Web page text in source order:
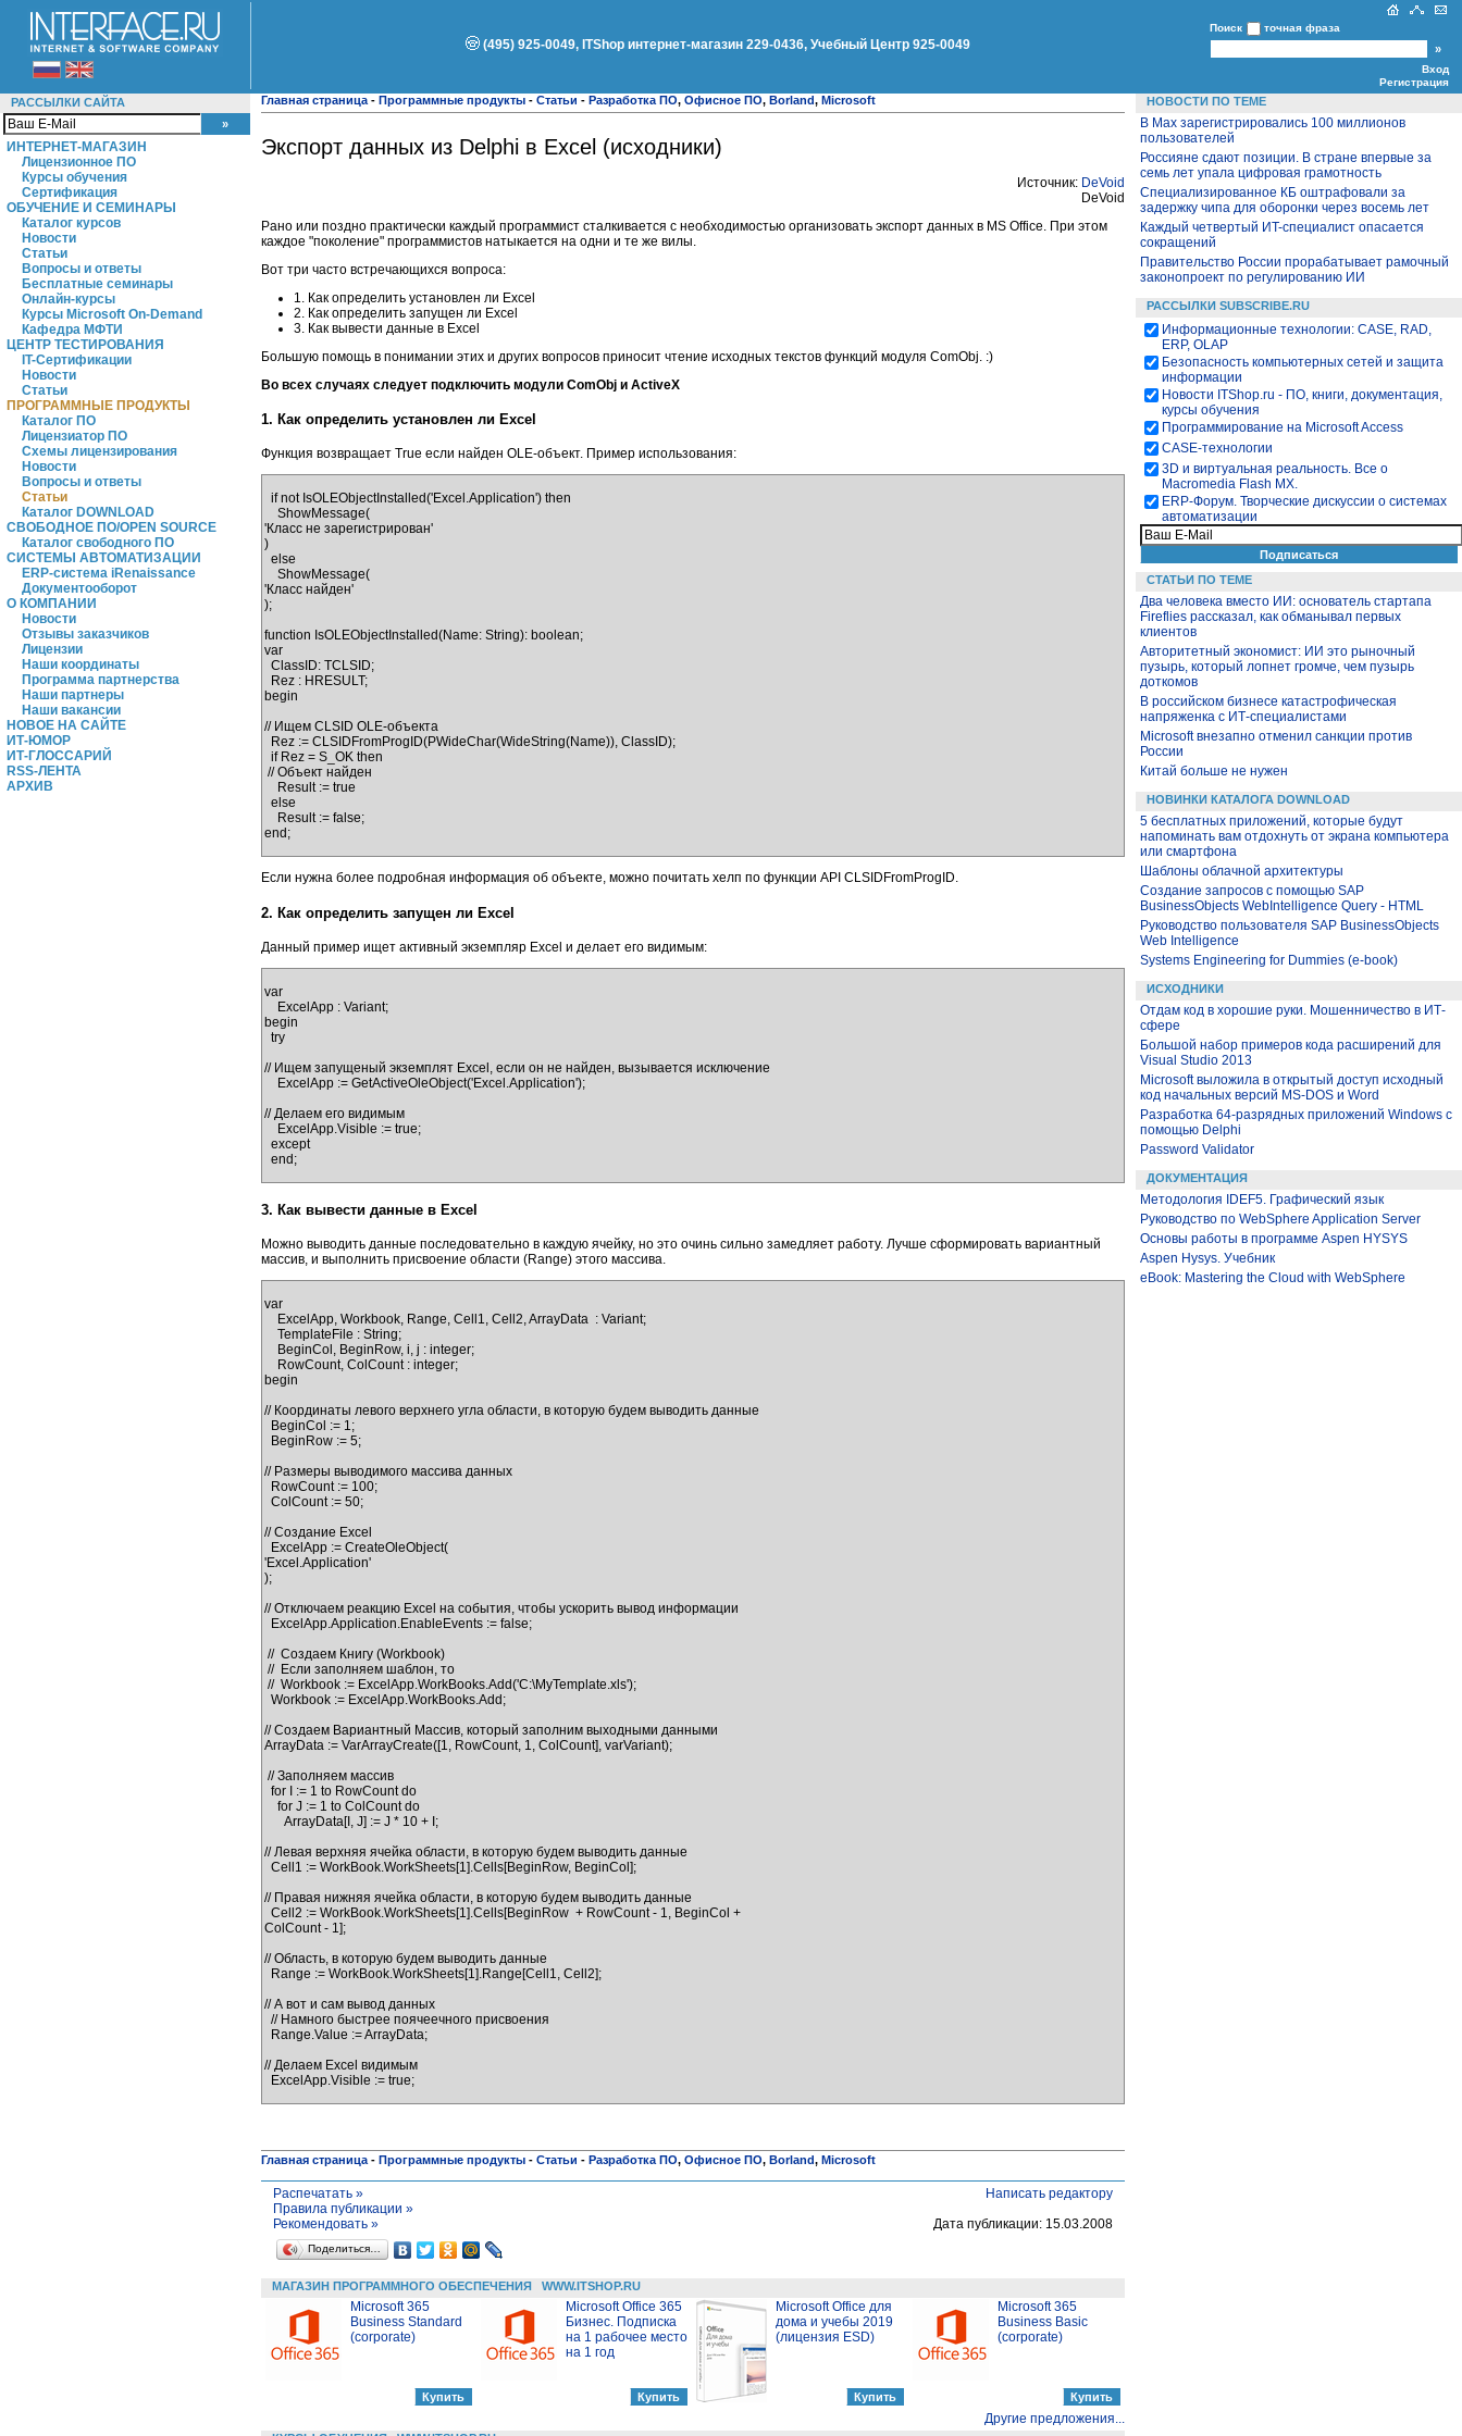
(495) 925-0049, ITShop интернет-магазин 229-0436, Учебный Центр 925-0049
Поиск точная фраза
Вход
Регистрация
РАССЫЛКИ САЙТА
ИНТЕРНЕТ-МАГАЗИН
Лицензионное ПО
Курсы обучения
Сертификация
ОБУЧЕНИЕ И СЕМИНАРЫ
Каталог курсов
Новости
Статьи
Вопросы и ответы
Бесплатные семинары
Онлайн-курсы
Курсы Microsoft On-Demand
Кафедра МФТИ
ЦЕНТР ТЕСТИРОВАНИЯ
IT-Сертификации
Новости
Статьи
ПРОГРАММНЫЕ ПРОДУКТЫ
Каталог ПО
Лицензиатор ПО
Схемы лицензирования
Новости
Вопросы и ответы
Статьи
Каталог DOWNLOAD
СВОБОДНОЕ ПО/OPEN SOURCE
Каталог свободного ПО
СИСТЕМЫ АВТОМАТИЗАЦИИ
ERP-система iRenaissance
Документооборот
О КОМПАНИИ
Новости
Отзывы заказчиков
Лицензии
Наши координаты
Программа партнерства
Наши партнеры
Наши вакансии
НОВОЕ НА САЙТЕ
ИТ-ЮМОР
ИТ-ГЛОССАРИЙ
RSS-ЛЕНТА
АРХИВ
Главная страница - Программные продукты - Статьи - Разработка ПО, Офисное ПО, Borland, Microsoft
Экспорт данных из Delphi в Excel (исходники)
Источник: DeVoid
DeVoid
Рано или поздно практически каждый программист сталкивается с необходимостью организовать экспорт данных в MS Office. При этом
каждое "поколение" программистов натыкается на одни и те же вилы.
Вот три часто встречающихся вопроса:
1. Как определить установлен ли Excel
2. Как определить запущен ли Excel
3. Как вывести данные в Excel
Большую помощь в понимании этих и других вопросов приносит чтение исходных текстов функций модуля ComObj. :)
Во всех случаях следует подключить модули ComObj и ActiveX
1. Как определить установлен ли Excel
Функция возвращает True если найден OLE-объект. Пример использования:
'Класс не зарегистрирован'
)
'Класс найден'
);
function IsOLEObjectInstalled(Name: String): boolean;
var
begin
// Ищем CLSID OLE-объекта
Если нужна более подробная информация об объекте, можно почитать хелп по функции API CLSIDFromProgID.
2. Как определить запущен ли Excel
Данный пример ищет активный экземпляр Excel и делает его видимым:
var
begin
// Ищем запущеный экземплят Excel, если он не найден, вызывается исключение
// Делаем его видимым
3. Как вывести данные в Excel
Можно выводить данные последовательно в каждую ячейку, но это очинь сильно замедляет работу. Лучше сформировать вариантный
массив, и выполнить присвоение области (Range) этого массива.
var
begin
// Координаты левого верхнего угла области, в которую будем выводить данные
// Размеры выводимого массива данных
// Создание Excel
'Excel.Application'
);
// Отключаем реакцию Excel на события, чтобы ускорить вывод информации
// Создаем Вариантный Массив, который заполним выходными данными
ArrayData := VarArrayCreate([1, RowCount, 1, ColCount], varVariant);
// Левая верхняя ячейка области, в которую будем выводить данные
// Правая нижняя ячейка области, в которую будем выводить данные
ColCount - 1];
// Область, в которую будем выводить данные
// А вот и сам вывод данных
// Делаем Excel видимым
Главная страница- Программные продукты - Статьи - Разработка ПО, Офисное ПО, Borland, Microsoft
Распечатать »
Правила публикации »
Написать редактору
Рекомендовать »
Дата публикации: 15.03.2008
Поделиться…
МАГАЗИН ПРОГРАММНОГО ОБЕСПЕЧЕНИЯ WWW.ITSHOP.RU
Microsoft 365
Business Standard
(corporate)
Microsoft Office 365
Бизнес. Подписка
на 1 рабочее место
на 1 год
Microsoft Office для
дома и учебы 2019
(лицензия ESD)
Microsoft 365
Business Basic
(corporate)
Другие предложения...
НОВОСТИ ПО ТЕМЕ
В Max зарегистрировались 100 миллионов
пользователей
Россияне сдают позиции. В стране впервые за
семь лет упала цифровая грамотность
Специализированное КБ оштрафовали за
задержку чипа для оборонки через восемь лет
Каждый четвертый ИT-специалист опасается
сокращений
Правительство России прорабатывает рамочный
законопроект по регулированию ИИ
РАССЫЛКИ SUBSCRIBE.RU
Информационные технологии: CASE, RAD,
ERP, OLAP
Безопасность компьютерных сетей и защита
информации
Новости ITShop.ru - ПО, книги, документация,
курсы обучения
Программирование на Microsoft Access
CASE-технологии
3D и виртуальная реальность. Все о
Macromedia Flash MX.
ЕRP-Форум. Творческие дискуссии о системах
автоматизации
СТАТЬИ ПО ТЕМЕ
Два человека вместо ИИ: основатель стартапа
Fireflies рассказал, как обманывал первых
клиентов
Авторитетный экономист: ИИ это рыночный
пузырь, который лопнет громче, чем пузырь
доткомов
В российском бизнесе катастрофическая
напряженка с ИТ-специалистами
Microsoft внезапно отменил санкции против
России
Китай больше не нужен
НОВИНКИ КАТАЛОГА DOWNLOAD
5 бесплатных приложений, которые будут
напоминать вам отдохнуть от экрана компьютера
или смартфона
Шаблоны облачной архитектуры
Создание запросов с помощью SAP
BusinessObjects WebIntelligence Query - HTML
Руководство пользователя SAP BusinessObjects
Web Intelligence
Systems Engineering for Dummies (e-book)
ИСХОДНИКИ
Отдам код в хорошие руки. Мошенничество в ИТ-
сфере
Большой набор примеров кода расширений для
Visual Studio 2013
Microsoft выложила в открытый доступ исходный
код начальных версий MS-DOS и Word
Разработка 64-разрядных приложений Windows с
помощью Delphi
Password Validator
ДОКУМЕНТАЦИЯ
Методология IDEF5. Графический язык
Руководство по WebSphere Application Server
Основы работы в программе Aspen HYSYS
Aspen Hysys. Учебник
eBook: Mastering the Cloud with WebSphere